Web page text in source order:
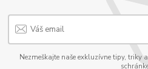
Nezmeškajte naše exkluzívne tipy, triky